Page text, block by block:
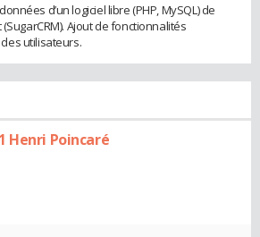
d’un logiciel libre (PHP, MySQL) de
Ajout de fonctionnalités
utilisateurs.
Henri Poincaré